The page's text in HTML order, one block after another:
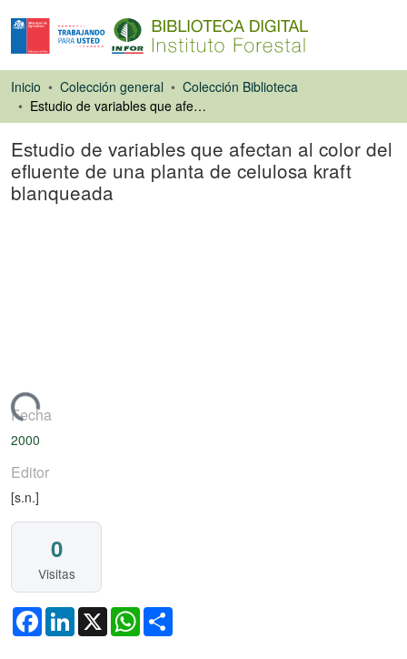
Inicio Colección general
Colección Biblioteca
Estudio de variables que afectan al color del efluente de una planta de celulosa kraft blanqueada
Estudio de variables que afectan al color del
efluente de una planta de celulosa kraft
blanqueada
Fecha
2000
Editor
[s.n.]
0
Visitas
FacebookLinkedIn
X WhatsApp